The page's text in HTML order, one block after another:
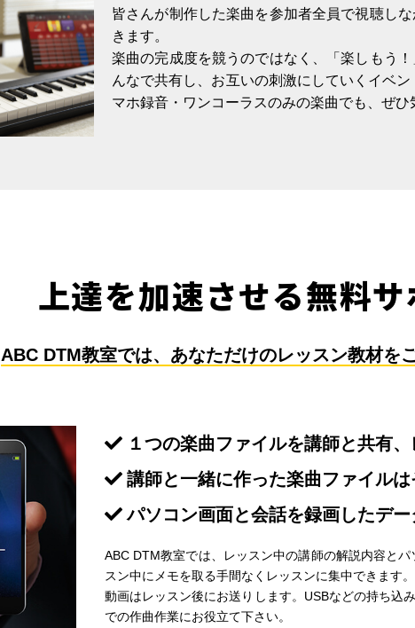
皆さんが制作した楽曲を参加者全員で視聴し
きます。
楽曲の完成度を競うのではなく、「楽しもう
んなで共有し、お互いの刺激にしていくイベ
マホ録音・ワンコーラスのみの楽曲でも、ぜひ
上達を加速させる無料サ
ABC DTM教室では、あなただけのレッスン教材を
１つの楽曲ファイルを講師と共有
講師と一緒に作った楽曲ファイルは
パソコン画面と会話を録画したデ
ABC DTM教室では、レッスン中の講師の解説内容と
スン中にメモを取る手間なくレッスンに集中できます。
動画はレッスン後にお送りします。USBなどの持ち込
での作曲作業にお役立て下さい。